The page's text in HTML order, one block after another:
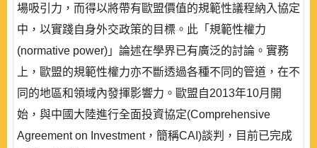
場吸引力，而得以將帶有歐盟價值的規範性議程納入協定
中，以實踐自身外交政策的目標。此「規範性權力
(normative power)」論述在學界已有廣泛的討論。實務
上，歐盟的規範性權力亦不斷透過各種不同的管道，在不
同的地區和領域內發揮影響力。歐盟自2013年10月開
始，與中國大陸進行全面投資協定(Comprehensive
Agreement on Investment，簡稱CAI)談判，目前已完成